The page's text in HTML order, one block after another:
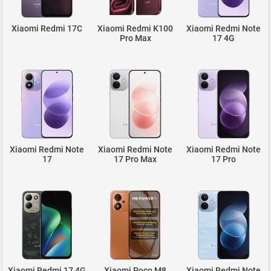
Xiaomi Redmi 17C
Xiaomi Redmi K100
Pro Max
Xiaomi Redmi Note
17 4G
Xiaomi Redmi Note
17
Xiaomi Redmi Note
17 Pro Max
Xiaomi Redmi Note
17 Pro